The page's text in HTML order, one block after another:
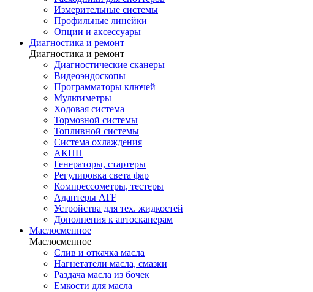
Измерительные системы
Профильные линейки
Опции и аксессуары
Диагностика и ремонт
Диагностика и ремонт
Диагностические сканеры
Видеоэндоскопы
Программаторы ключей
Мультиметры
Ходовая система
Тормозной системы
Топливной системы
Система охлаждения
АКПП
Генераторы, стартеры
Регулировка света фар
Компрессометры, тестеры
Адаптеры ATF
Устройства для тех. жидкостей
Дополнения к автосканерам
Маслосменное
Маслосменное
Слив и откачка масла
Нагнетатели масла, смазки
Раздача масла из бочек
Емкости для масла